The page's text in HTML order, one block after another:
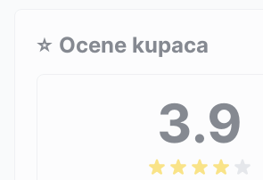
⭐ Ocene kupaca
3.9